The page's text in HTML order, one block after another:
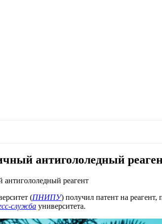
антигололедный
реагент
(ПНИПУ) получил патент на
служба университета.